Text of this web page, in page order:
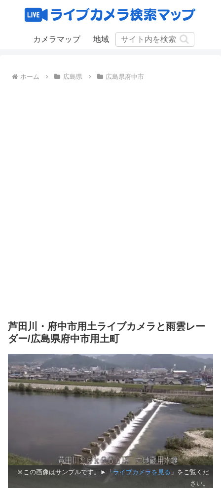
カメラマップ 地域
ホーム 広島県 広島県府中市
芦田川・府中市用土ライブカメラと雨雲レー
ダー/広島県府中市用土町
※この画像はサンプルです。►「ライブカメラを見る 」をご覧くだ
さい。